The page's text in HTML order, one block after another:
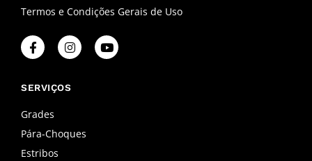
Termos e Condições Gerais de Uso
F
a
c
b
o
k
-
f
I
n
s
a
m
Y
o
u
SERVIÇOS
Grades
Pára-Choques
Estribos